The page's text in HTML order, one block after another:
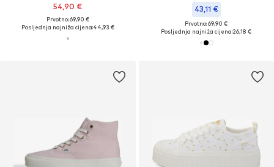
54,90 €
Prvotno: 69,90 €
Posljednja najniža cijena:44,93 €
43,11 €
Prvotno: 69,90 €
Posljednja najniža cijena:26,18 €